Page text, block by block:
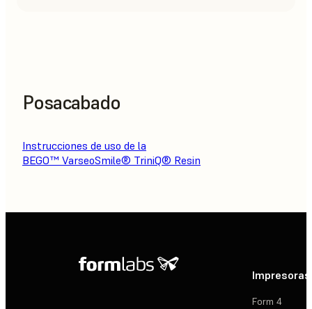
Posacabado
Instrucciones de uso de la
BEGO™ VarseoSmile® TriniQ® Resin
Impresoras
Form 4